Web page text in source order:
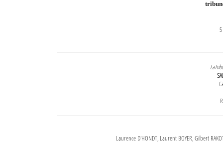
Laurence D'HONDT, Laurent BOYER, Gilbert